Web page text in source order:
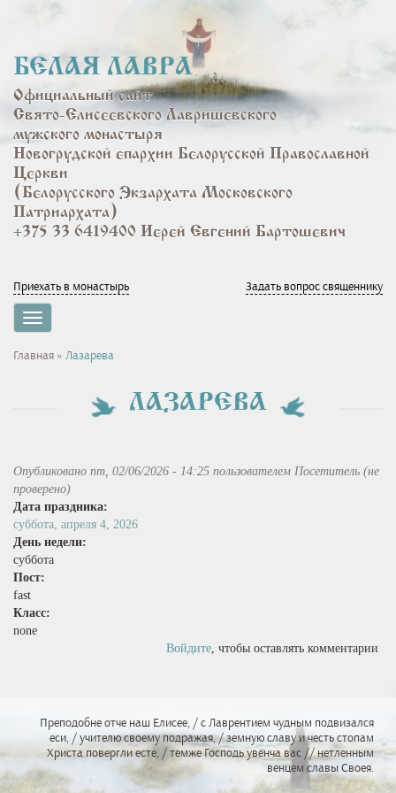
основному
содержанию
БЕЛАЯ ЛАВРА
Официальный сайт
Свято-Елисеевского Лавришевского
мужского монастыря
Новогрудской епархии Белорусской Православной
Церкви
(Белорусского Экзархата Московского
Патриархата)
+375 33 6419400 Иерей Евгений Бартошевич
Приехать в монастырь Задать вопрос священнику
Toggle
navigation
Вы
Главная » Лазарева
ЛАЗАРЕВА
Опубликовано пт, 02/06/2026 - 14:25 пользователем Посетитель (не
проверено)
Дата праздника:
суббота, апреля 4, 2026
День недели:
суббота
Пост:
fast
Класс:
none
Войдите, чтобы оставлять комментарии
Преподобне отче наш Елисее, / с Лаврентием чудным подвизался
еси, / учителю своему подражая, / земную славу и честь стопам
Христа повергли есте, / темже Господь увенча вас // нетленным
венцем славы Своея.